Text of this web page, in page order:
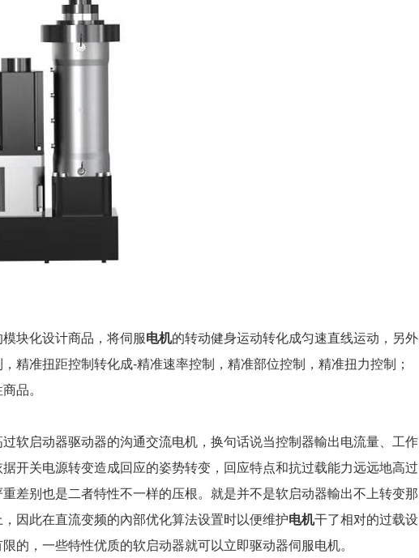
块化设计商品，将伺服电机的转动健身运动转化成匀速直线运动，另外
精准扭距控制转化成-精准速率控制，精准部位控制，精准扭力控制；
品。
软启动器驱动器的沟通交流电机，换句话说当控制器輸出电流量、工作
开关电源转变造成回应的姿势转变，回应特点和抗过载能力远远地高过
差别也是二者特性不一样的压根。就是并不是软启动器輸出不上转变那
因此在直流变频的內部优化算法设置时以便维护电机干了相对的过载设
的，一些特性优质的软启动器就可以立即驱动器伺服电机。